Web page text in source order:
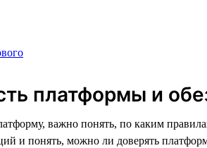
платформы и
важно понять, по каким
и понять, можно ли доверять